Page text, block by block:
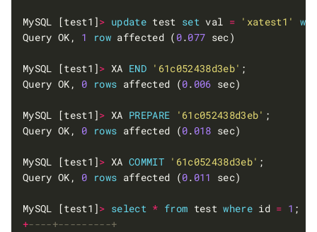
MySQL [test1]> update test set val = 'xatest1'
Query OK, 1 row affected ( 0.077
MySQL [test1]> XA END '61c052438d3eb'
Query OK, 0 rows affected (0. 006
MySQL [test1]> XA PREPARE '61c052438d3eb'
Query OK, 0 rows affected (0. 018
MySQL [test1]> XA COMMIT '61c052438d3eb'
Query OK, 0 rows affected (0. 011
MySQL [test1]> select * from test where id = 1
+